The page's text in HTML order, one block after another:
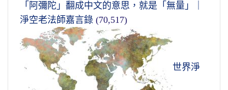
「阿彌陀」翻成中文的意思，就是「無量」｜
淨空老法師嘉言錄 (70,517)
世界淨